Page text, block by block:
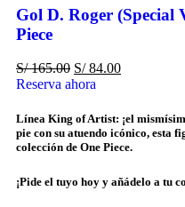
Gol D. Roger (Special
Piece
S/165.00 S/84.00
Reserva ahora
Línea King of Artist: ¡el
pie con su atuendo icónico, esta
colección de One Piece.
¡Pide el tuyo hoy y añádelo a tu